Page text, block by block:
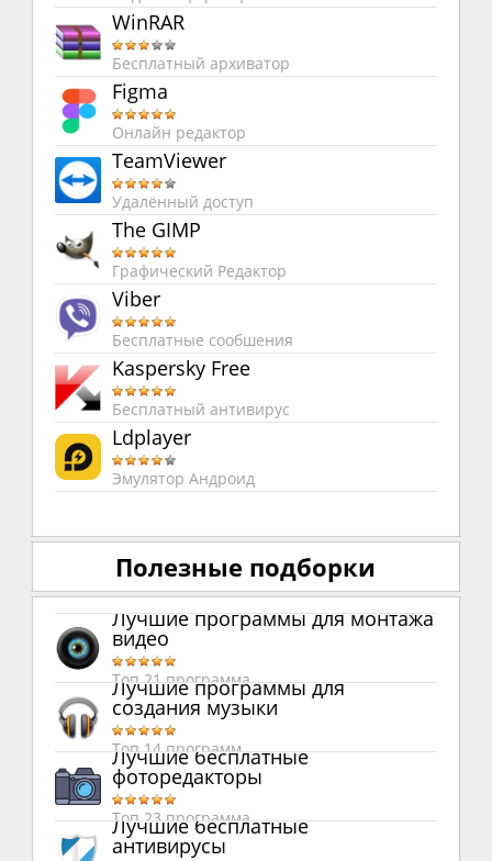
WinRAR
Бесплатный архиватор
Figma
Онлайн редактор
TeamViewer
Удалённый доступ
The GIMP
Графический Редактор
Viber
Бесплатные сообшения
Kaspersky Free
Бесплатный антивирус
Ldplayer
Эмулятор Андроид
Полезные подборки
Лучшие программы для монтажа
видео
Топ 21 программа
Лучшие программы для
создания музыки
Топ 14 программ
Лучшие бесплатные
фоторедакторы
Топ 23 программа
Лучшие бесплатные
антивирусы